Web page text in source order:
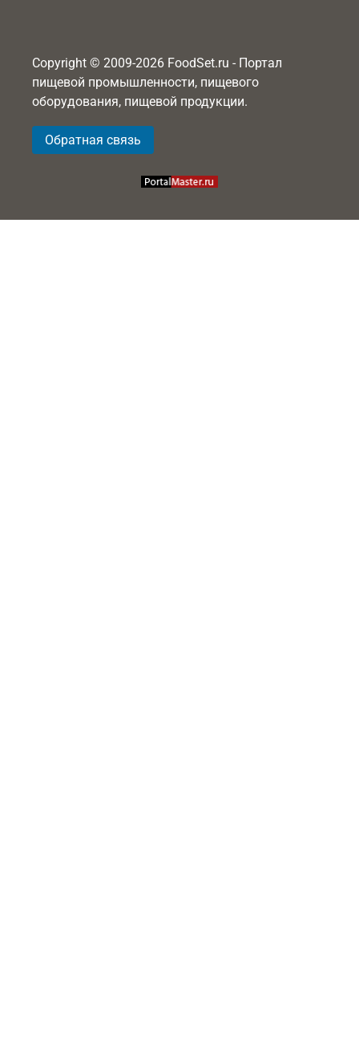
Copyright © 2009-2026 FoodSet.ru - Портал
пищевой промышленности, пищевого
оборудования, пищевой продукции.
Обратная связь